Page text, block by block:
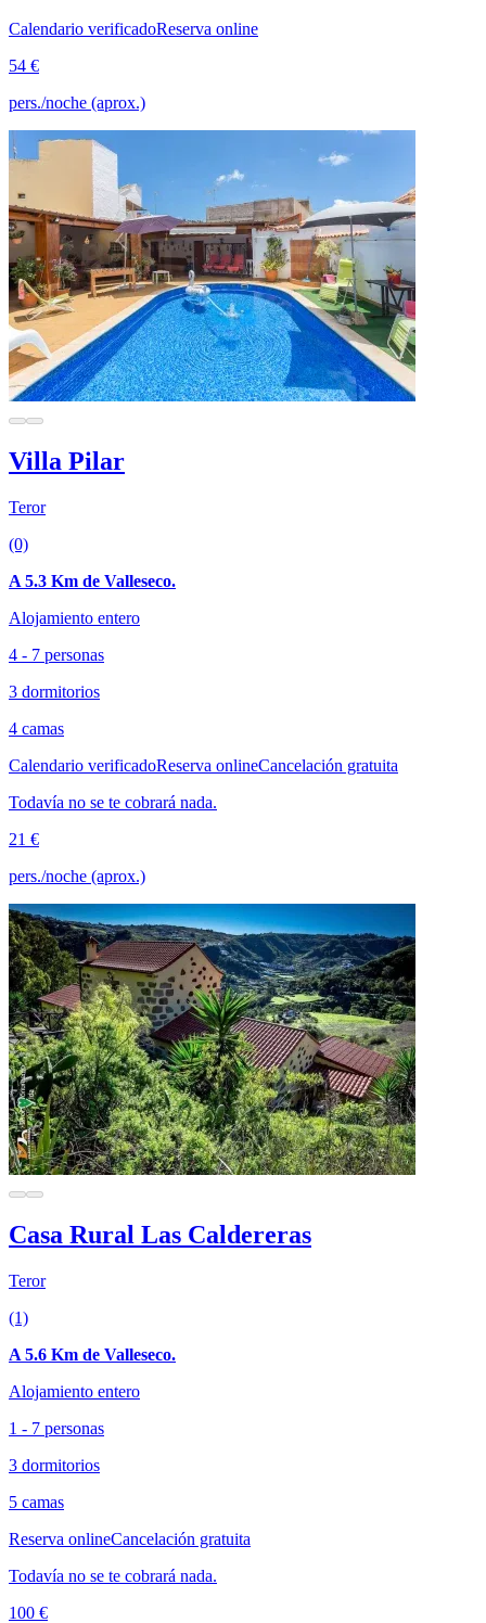
Calendario verificadoReserva online
54 €
pers./noche (aprox.)
Villa Pilar
Teror
(0)
A 5.3 Km de Valleseco.
Alojamiento entero
4 - 7 personas
3 dormitorios
4 camas
Calendario verificadoReserva onlineCancelación gratuita
Todavía no se te cobrará nada.
21 €
pers./noche (aprox.)
Casa Rural Las Caldereras
Teror
(1)
A 5.6 Km de Valleseco.
Alojamiento entero
1 - 7 personas
3 dormitorios
5 camas
Reserva onlineCancelación gratuita
Todavía no se te cobrará nada.
100 €